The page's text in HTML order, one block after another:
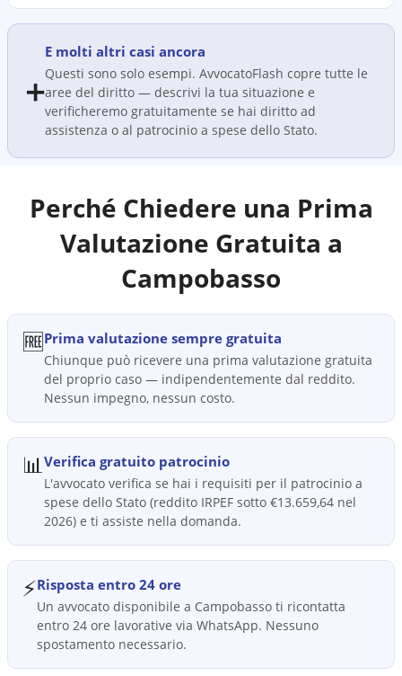
➕
E molti altri casi ancora
Questi sono solo esempi. AvvocatoFlash copre tutte le
aree del diritto — descrivi la tua situazione e
verificheremo gratuitamente se hai diritto ad
assistenza o al patrocinio a spese dello Stato.
Perché Chiedere una Prima
Valutazione Gratuita a
Campobasso
🆓Prima valutazione sempre gratuita
Chiunque può ricevere una prima valutazione gratuita
del proprio caso — indipendentemente dal reddito.
Nessun impegno, nessun costo.
📊Verifica gratuito patrocinio
L'avvocato verifica se hai i requisiti per il patrocinio a
spese dello Stato (reddito IRPEF sotto €13.659,64 nel
2026) e ti assiste nella domanda.
⚡Risposta entro 24 ore
Un avvocato disponibile a Campobasso ti ricontatta
entro 24 ore lavorative via WhatsApp. Nessuno
spostamento necessario.